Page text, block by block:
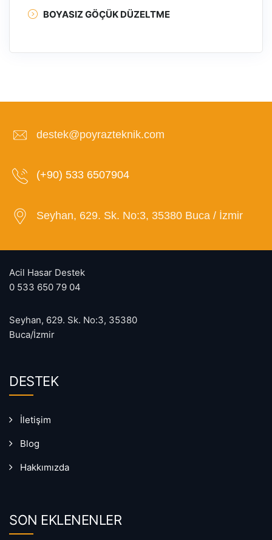
BOYASIZ GÖÇÜK DÜZELTME
destek@poyrazteknik.com
(+90) 533 6507904
Seyhan, 629. Sk. No:3, 35380 Buca / İzmir
Acil Hasar Destek
0 533 650 79 04
Seyhan, 629. Sk. No:3, 35380
Buca/İzmir
DESTEK
İletişim
Blog
Hakkımızda
SON EKLENENLER